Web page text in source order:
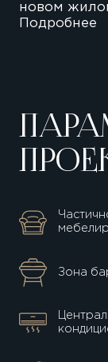
новом
Подробнее
Зона